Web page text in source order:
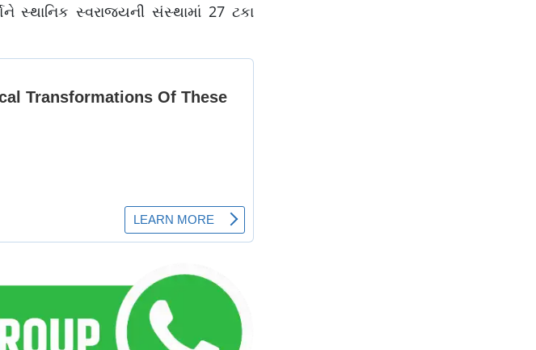
સ્થાનિક સ્વરાજ્યની સંસ્થામાં 27 ટકા